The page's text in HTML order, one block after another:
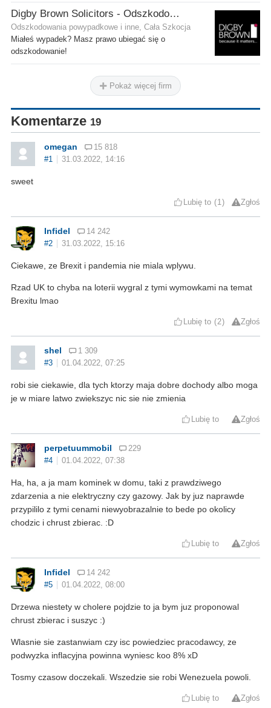
Digby Brown Solicitors - Odszkodowania w Szkocji
Odszkodowania powypadkowe i inne, Cała Szkocja
Miałeś wypadek? Masz prawo ubiegać się o
odszkodowanie!
Pokaż więcej firm
Komentarze 19
omegan
15 818
#1
31.03.2022, 14:16
sweet
Lubię to 1 Zgłoś
Infidel
14 242
#2
31.03.2022, 15:16
Ciekawe, ze Brexit i pandemia nie miala wplywu.
Rzad UK to chyba na loterii wygral z tymi wymowkami na temat
Brexitu lmao
Lubię to 2 Zgłoś
shel
1 309
#3
01.04.2022, 07:25
robi sie ciekawie, dla tych ktorzy maja dobre dochody albo moga
je w miare latwo zwiekszyc nic sie nie zmienia
Lubię to Zgłoś
perpetuummobil
229
#4
01.04.2022, 07:38
Ha, ha, a ja mam kominek w domu, taki z prawdziwego
zdarzenia a nie elektryczny czy gazowy. Jak by juz naprawde
przypililo z tymi cenami niewyobrazalnie to bede po okolicy
chodzic i chrust zbierac. :D
Lubię to Zgłoś
Infidel
14 242
#5
01.04.2022, 08:00
Drzewa niestety w cholere pojdzie to ja bym juz proponowal
chrust zbierac i suszyc :)
Wlasnie sie zastanwiam czy isc powiedziec pracodawcy, ze
podwyzka inflacyjna powinna wyniesc koo 8% xD
Tosmy czasow doczekali. Wszedzie sie robi Wenezuela powoli.
Lubię to Zgłoś